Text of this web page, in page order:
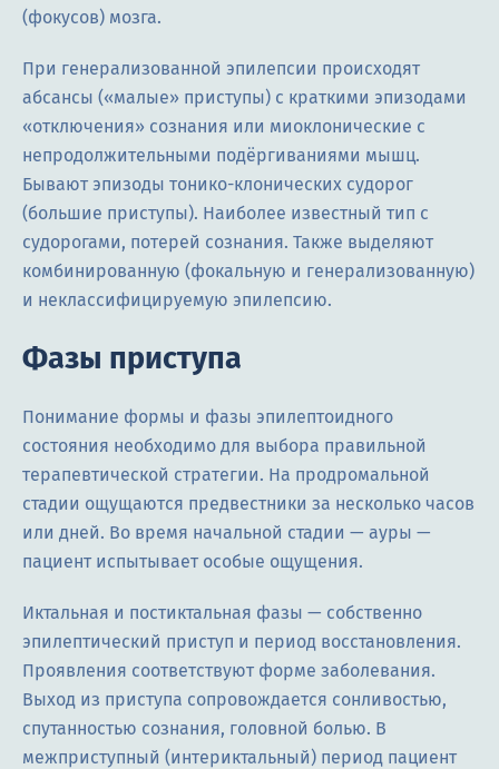
(фокусов) мозга.
При генерализованной эпилепсии происходят
абсансы («малые» приступы) с краткими эпизодами
«отключения» сознания или миоклонические с
непродолжительными подёргиваниями мышц.
Бывают эпизоды тонико-клонических судорог
(большие приступы). Наиболее известный тип с
судорогами, потерей сознания. Также выделяют
комбинированную (фокальную и генерализованную)
и неклассифицируемую эпилепсию.
Фазы приступа
Понимание формы и фазы эпилептоидного
состояния необходимо для выбора правильной
терапевтической стратегии. На продромальной
стадии ощущаются предвестники за несколько часов
или дней. Во время начальной стадии — ауры —
пациент испытывает особые ощущения.
Иктальная и постиктальная фазы — собственно
эпилептический приступ и период восстановления.
Проявления соответствуют форме заболевания.
Выход из приступа сопровождается сонливостью,
спутанностью сознания, головной болью. В
межприступный (интериктальный) период пациент